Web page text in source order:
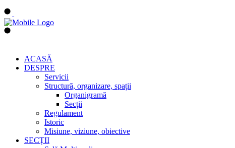
ACASĂ
DESPRE
Servicii
Structură, organizare, spații
Organigramă
Secții
Regulament
Istoric
Misiune, viziune, obiective
SECȚII